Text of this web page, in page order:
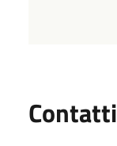
Contatti